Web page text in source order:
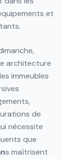
et
architecture
immeubles
de
nécessite
que
s maîtrisent